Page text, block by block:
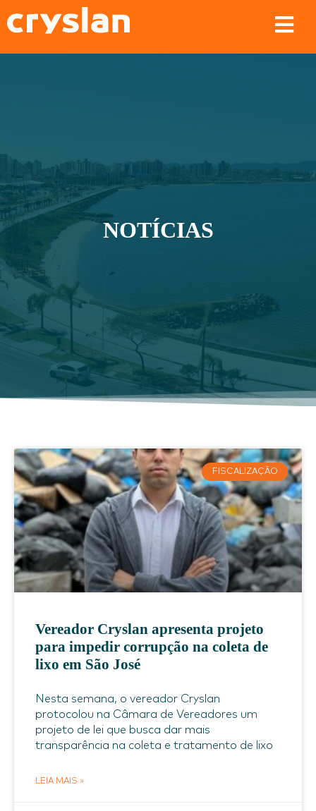
NOTÍCIAS
FISCALIZAÇÃO
Vereador Cryslan apresenta projeto
para impedir corrupção na coleta de
lixo em São José
Nesta semana, o vereador Cryslan
protocolou na Câmara de Vereadores um
projeto de lei que busca dar mais
transparência na coleta e tratamento de lixo
LEIA MAIS »